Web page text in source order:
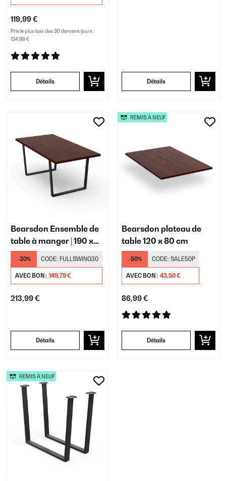
119,99 €
Prix le plus bas des 30 derniers jours :
134,99 €
Détails Détails
Bearsdon Ensemble de
table à manger | 190 x
90 cm
-30% CODE: FULLSWING30
AVEC BON : 149,79 €
213,99 €
Détails
Bearsdon plateau de
table 120 x 80 cm
-50% CODE: SALE50P
AVEC BON : 43,50 €
86,99 €
Détails
REMIS À NEUF
REMIS À NEUF